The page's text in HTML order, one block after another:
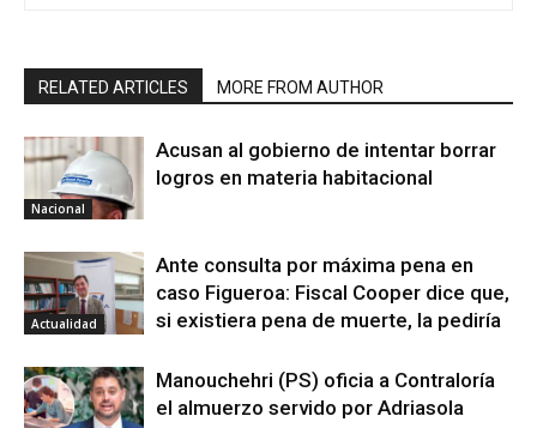
RELATED ARTICLES MORE FROM AUTHOR
Nacional
Acusan al gobierno de intentar borrar
logros en materia habitacional
Actualidad
Ante consulta por máxima pena en
caso Figueroa: Fiscal Cooper dice que,
si existiera pena de muerte, la pediría
Manouchehri (PS) oficia a Contraloría
el almuerzo servido por Adriasola